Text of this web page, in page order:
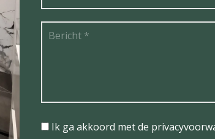
Ik ga akkoord met de